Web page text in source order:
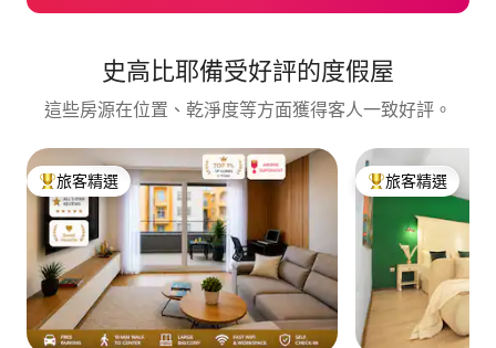
史高比耶備受好評的度假屋
這些房源在位置、乾淨度等方面獲得客人一致好評。
旅客精選榜首
旅客精選 旅客精選榜首
旅客精選